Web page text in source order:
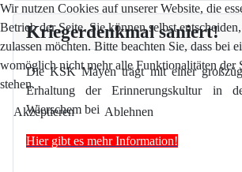
Kriegerdenkmal saniert!
Die KSK Mayen trägt mit einer
Erhaltung der Erinnerungskultur in
Wierschem bei
Hier gibt es mehr Information!
Wir nutzen Cookies auf unserer Website, die
Betrieb der Seite. Sie können selbst
zulassen möchten. Bitte beachten Sie, dass bei
womöglich nicht mehr alle Funktionalitäten der
stehen.
Akzeptieren Ablehnen